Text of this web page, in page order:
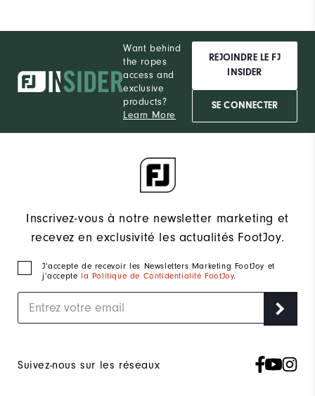
Want behind
the ropes
access and
exclusive
products?
Learn More
REJOINDRE LE FJ
INSIDER
SE CONNECTER
Inscrivez-vous à notre newsletter marketing et
recevez en exclusivité les actualités FootJoy.
J‘accepte de recevoir les Newsletters Marketing FootJoy et
j’accepte la Politique de Confidentialité FootJoy.
Suivez-nous sur les réseaux